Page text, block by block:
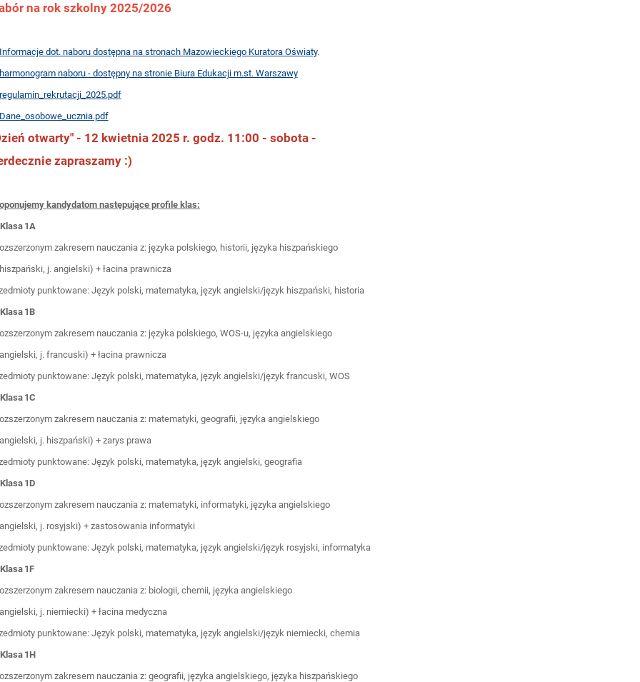
na rok szkolny 2025/2026
Informacje dot. naboru dostępna na stronach Mazowieckiego Kuratora Oświaty.
harmonogram naboru - dostępny na stronie Biura Edukacji m.st. Warszawy
regulamin_rekrutacji_2025.pdf
Dane_osobowe_ucznia.pdf
otwarty" - 12 kwietnia 2025 r. godz. 11:00 - sobota -
zapraszamy :)
kandydatom następujące profile klas:
1A
zakresem nauczania z: języka polskiego, historii, języka hiszpańskiego
j. angielski) + łacina prawnicza
punktowane: Język polski, matematyka, język angielski/język hiszpański, historia
1B
zakresem nauczania z: języka polskiego, WOS-u, języka angielskiego
j. francuski) + łacina prawnicza
punktowane: Język polski, matematyka, język angielski/język francuski, WOS
1C
zakresem nauczania z: matematyki, geografii, języka angielskiego
j. hiszpański) + zarys prawa
punktowane: Język polski, matematyka, język angielski, geografia
1D
zakresem nauczania z: matematyki, informatyki, języka angielskiego
j. rosyjski) + zastosowania informatyki
punktowane: Język polski, matematyka, język angielski/język rosyjski, informatyka
1F
zakresem nauczania z: biologii, chemii, języka angielskiego
j. niemiecki) + łacina medyczna
punktowane: Język polski, matematyka, język angielski/język niemiecki, chemia
1H
zakresem nauczania z: geografii, języka angielskiego, języka hiszpańskiego